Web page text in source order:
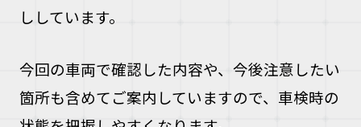
ししています。
今回の車両で確認した内容や、今後注意したい
箇所も含めてご案内していますので、車検時の